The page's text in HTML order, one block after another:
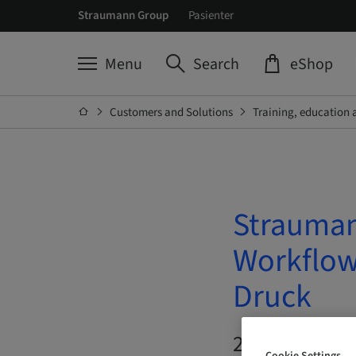
Straumann Group Pasienter
Menu Search eShop
Customers and Solutions Training, education
Druck
22. Oct 2026